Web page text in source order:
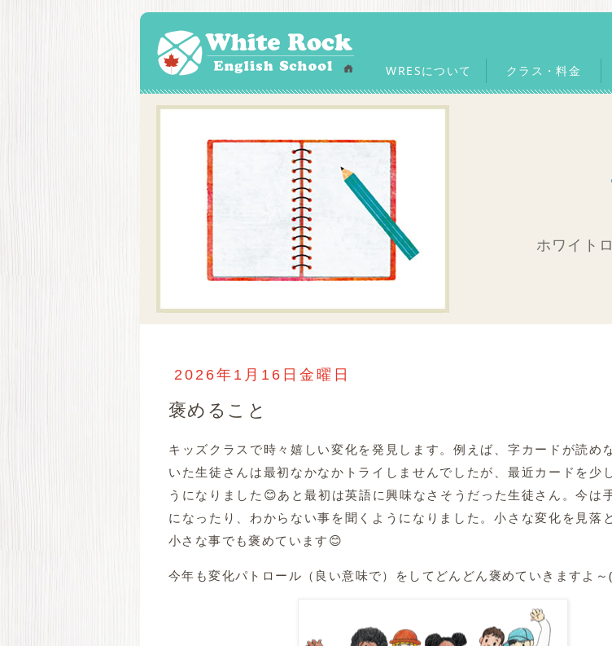
WRESについて クラス・料金
ホワイト
2026年1月16日金曜日
褒めること
キッズクラスで時々嬉しい変化を発見します。例えば、字カードが読め
いた生徒さんは最初なかなかトライしませんでしたが、最近カードを少
うになりました😊あと最初は英語に興味なさそうだった生徒さん。今は
になったり、わからない事を聞くようになりました。小さな変化を見落
小さな事でも褒めています😊
今年も変化パトロール（良い意味で）をしてどんどん褒めていきますよ～